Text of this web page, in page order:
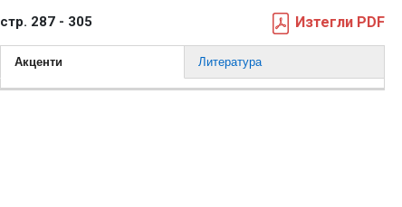
стр. 287 - 305 Изтегли PDF
Акценти Литература